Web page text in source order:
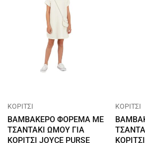
ΚΟΡΙΤΣΙ
ΒΑΜΒΑΚΕΡΟ ΦΟΡΕΜΑ ΜΕ
ΤΣΑΝΤΑΚΙ ΩΜΟΥ ΓΙΑ
ΚΟΡΙΤΣΙ JOYCE PURSE
ΚΟΡΙΤΣΙ